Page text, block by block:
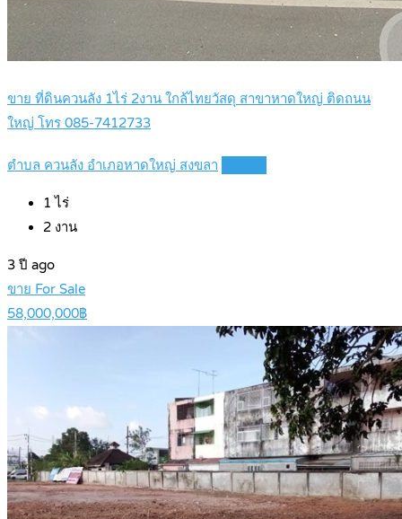
ขาย ที่ดินควนลัง 1ไร่ 2งาน ใกล้ไทยวัสดุ สาขาหาดใหญ่ ติดถนน
ใหญ่ โทร 085-7412733
ตำบล ควนลัง อำเภอหาดใหญ่ สงขลา
1 ไร่
2 งาน
3 ปี ago
ขาย For Sale
58,000,000฿